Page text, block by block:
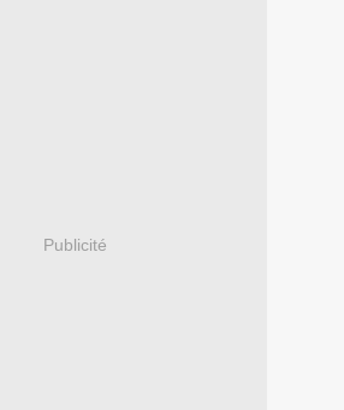
Publicité